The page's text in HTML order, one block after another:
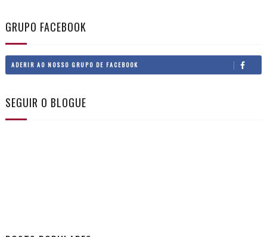
GRUPO FACEBOOK
ADERIR AO NOSSO GRUPO DE FACEBOOK
SEGUIR O BLOGUE